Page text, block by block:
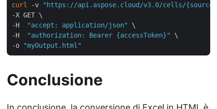
curl -v
"https://api.aspose.cloud/v3.0/cells/
-X GET \
-H
"accept: application/json"
\
-H
"authorization: Bearer {accessToken}"
\
-o
"myOutput.html"
Conclusione